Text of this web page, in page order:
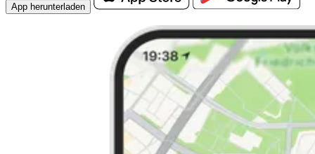
App herunterladen